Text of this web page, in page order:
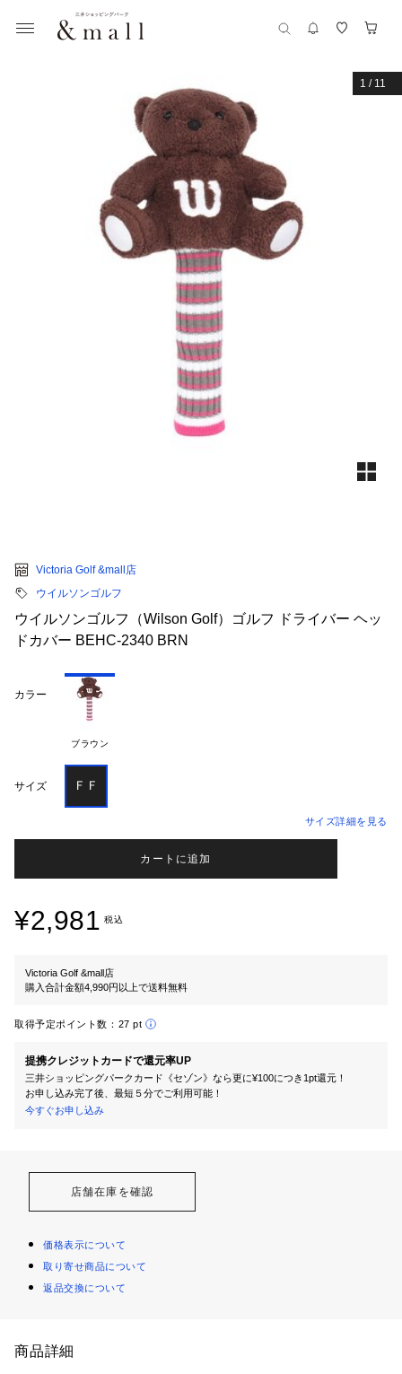
1 / 11
Victoria Golf &mall店
ウイルソンゴルフ
ウイルソンゴルフ（Wilson Golf）ゴルフ ドライバー ヘッ
ドカバー BEHC-2340 BRN
カラー
ブラウン
サイズ ＦＦ
サイズ詳細を見る
カートに追加
¥2,981 税込
Victoria Golf &mall店
購入合計金額4,990円以上で送料無料
取得予定ポイント数： 27 pt
提携クレジットカードで還元率UP
三井ショッピングパークカード《セゾン》なら更に¥100につき1pt還元！
お申し込み完了後、最短５分でご利用可能！
今すぐお申し込み
店舗在庫を確認
価格表示について
取り寄せ商品について
返品交換について
商品詳細